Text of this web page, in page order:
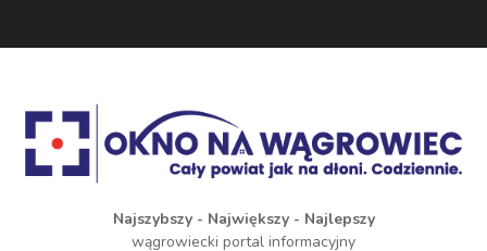
Najszybszy - Największy - Najlepszy
wągrowiecki portal informacyjny